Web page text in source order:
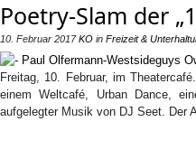
Poetry-Slam der
10. Februar 2017 KO in Freizeit &
Freitag, 10. Februar, im
einem Weltcafé, Urban Dance,
aufgelegter Musik von DJ Seet. Der